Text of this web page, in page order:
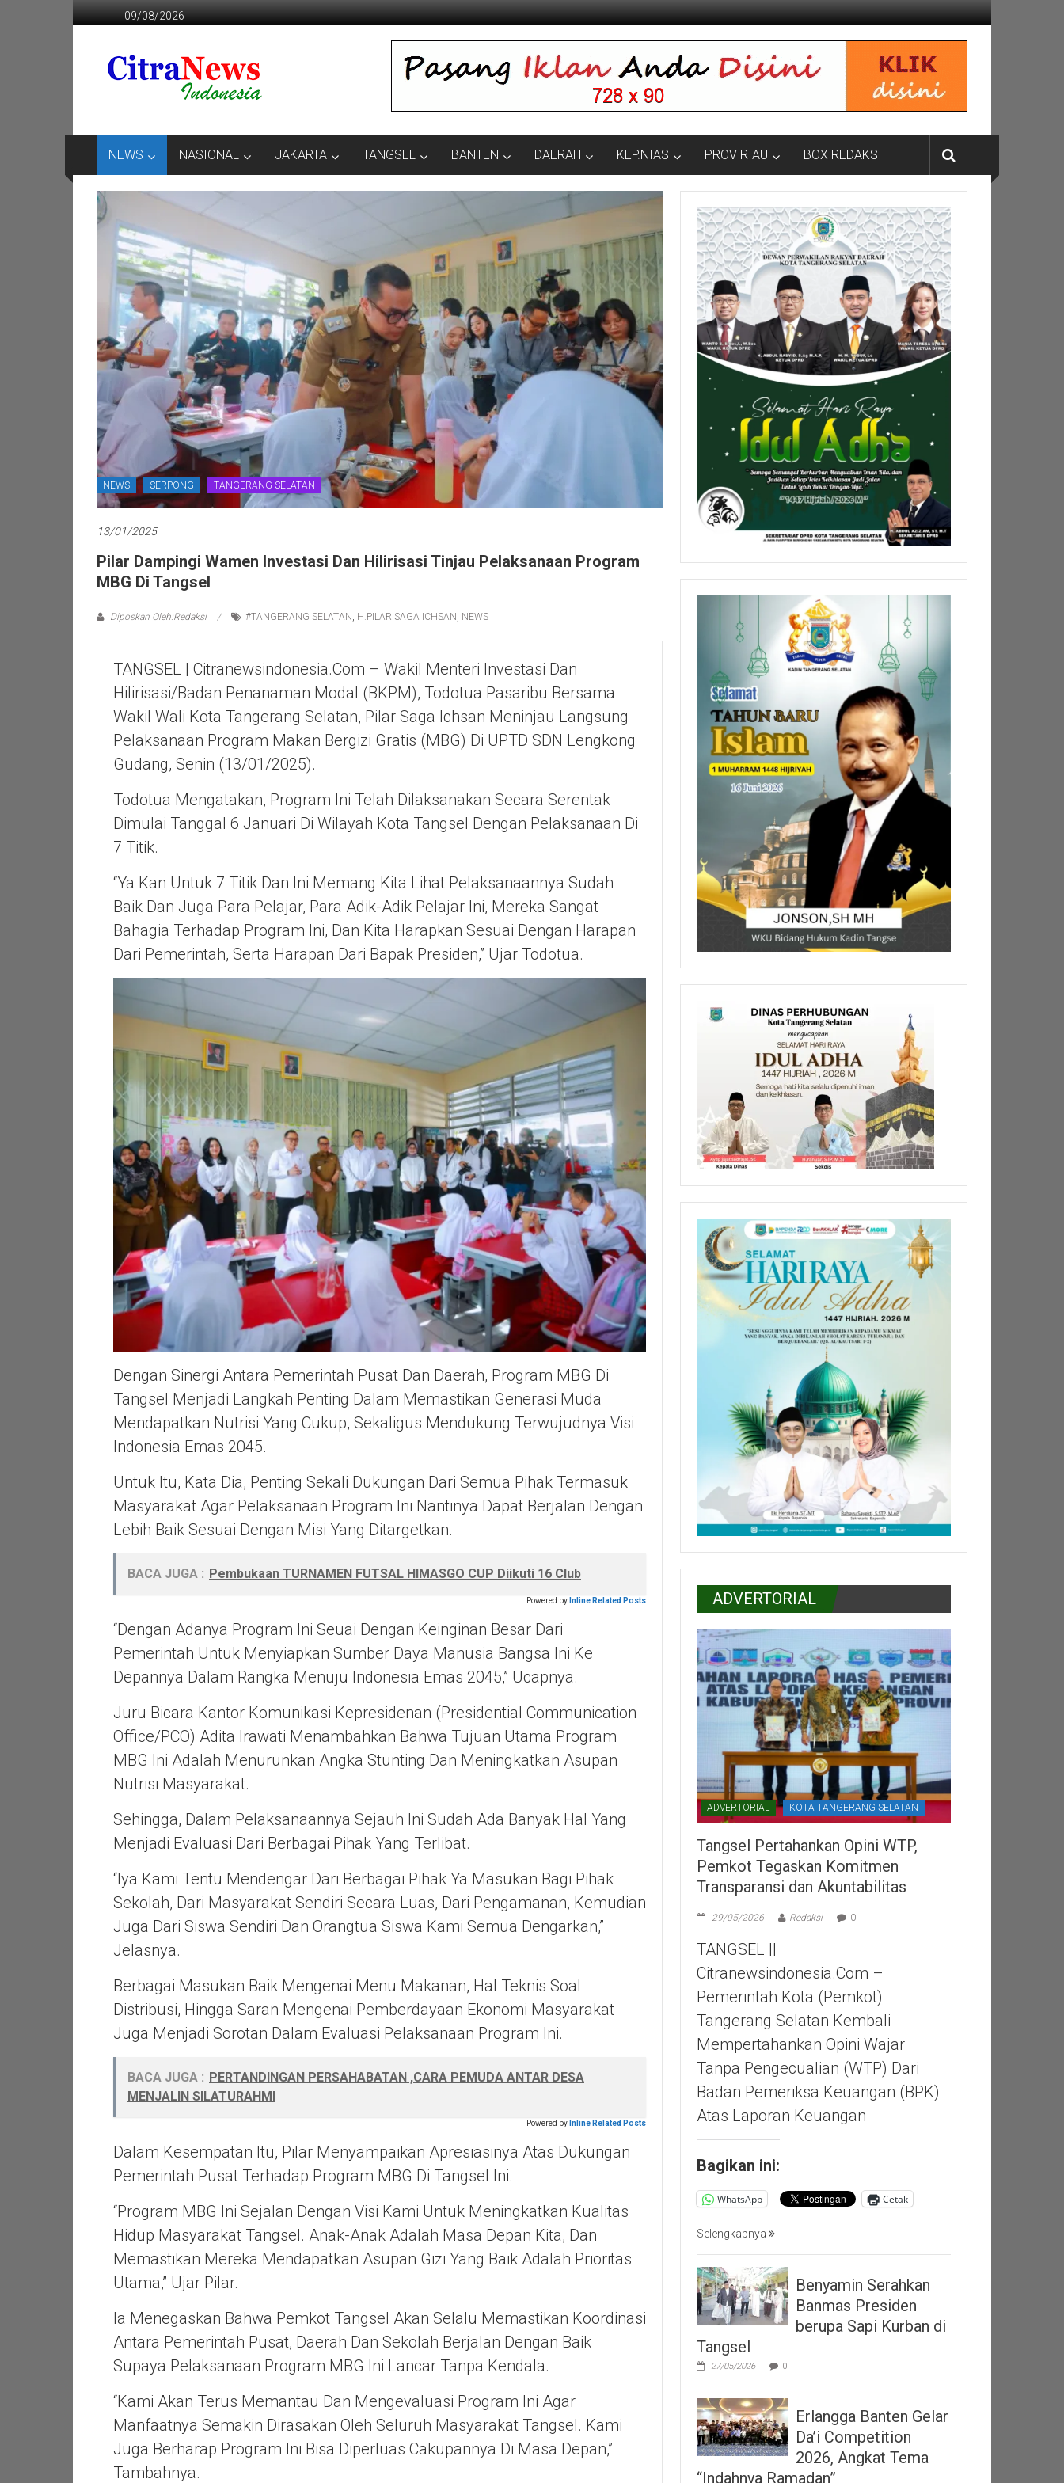
ke
09/08/2026
CITRANEWS
INDONESIA
NEWS NASIONAL JAKARTA TANGSEL BANTEN DAERAH KEP.NIAS PROV RIAU BOX REDAKSI
NEWS SERPONG TANGERANG SELATAN
13/01/2025
Pilar Dampingi Wamen Investasi Dan Hilirisasi Tinjau Pelaksanaan Program
MBG Di Tangsel
Diposkan Oleh:Redaksi #TANGERANG SELATAN , H.PILAR SAGA ICHSAN , NEWS
TANGSEL | Citranewsindonesia.com – Wakil Menteri Investasi Dan
Hilirisasi/Badan Penanaman Modal (BKPM), Todotua Pasaribu Bersama
Wakil Wali Kota Tangerang Selatan, Pilar Saga Ichsan Meninjau Langsung
Pelaksanaan Program Makan Bergizi Gratis (MBG) Di UPTD SDN Lengkong
Gudang, Senin (13/01/2025).
Todotua Mengatakan, Program Ini Telah Dilaksanakan Secara Serentak
Dimulai Tanggal 6 Januari Di Wilayah Kota Tangsel Dengan Pelaksanaan Di
7 Titik.
“Ya Kan Untuk 7 Titik Dan Ini Memang Kita Lihat Pelaksanaannya Sudah
Baik Dan Juga Para Pelajar, Para Adik-Adik Pelajar Ini, Mereka Sangat
Bahagia Terhadap Program Ini, Dan Kita Harapkan Sesuai Dengan Harapan
Dari Pemerintah, Serta Harapan Dari Bapak Presiden,” Ujar Todotua.
Dengan Sinergi Antara Pemerintah Pusat Dan Daerah, Program MBG Di
Tangsel Menjadi Langkah Penting Dalam Memastikan Generasi Muda
Mendapatkan Nutrisi Yang Cukup, Sekaligus Mendukung Terwujudnya Visi
Indonesia Emas 2045.
Untuk Itu, Kata Dia, Penting Sekali Dukungan Dari Semua Pihak Termasuk
Masyarakat Agar Pelaksanaan Program Ini Nantinya Dapat Berjalan Dengan
Lebih Baik Sesuai Dengan Misi Yang Ditargetkan.
BACA JUGA : Pembukaan TURNAMEN FUTSAL HIMASGO CUP Diikuti 16 Club
Powered by Inline Related Posts
“Dengan Adanya Program Ini Seuai Dengan Keinginan Besar Dari
Pemerintah Untuk Menyiapkan Sumber Daya Manusia Bangsa Ini Ke
Depannya Dalam Rangka Menuju Indonesia Emas 2045,” Ucapnya.
Juru Bicara Kantor Komunikasi Kepresidenan (Presidential Communication
Office/PCO) Adita Irawati Menambahkan Bahwa Tujuan Utama Program
MBG Ini Adalah Menurunkan Angka Stunting Dan Meningkatkan Asupan
Nutrisi Masyarakat.
Sehingga, Dalam Pelaksanaannya Sejauh Ini Sudah Ada Banyak Hal Yang
Menjadi Evaluasi Dari Berbagai Pihak Yang Terlibat.
“Iya Kami Tentu Mendengar Dari Berbagai Pihak Ya Masukan Bagi Pihak
Sekolah, Dari Masyarakat Sendiri Secara Luas, Dari Pengamanan, Kemudian
Juga Dari Siswa Sendiri Dan Orangtua Siswa Kami Semua Dengarkan,”
Jelasnya.
Berbagai Masukan Baik Mengenai Menu Makanan, Hal Teknis Soal
Distribusi, Hingga Saran Mengenai Pemberdayaan Ekonomi Masyarakat
Juga Menjadi Sorotan Dalam Evaluasi Pelaksanaan Program Ini.
BACA JUGA : PERTANDINGAN PERSAHABATAN ,CARA PEMUDA ANTAR DESA
MENJALIN SILATURAHMI
Powered by Inline Related Posts
Dalam Kesempatan Itu, Pilar Menyampaikan Apresiasinya Atas Dukungan
Pemerintah Pusat Terhadap Program MBG Di Tangsel Ini.
“Program MBG Ini Sejalan Dengan Visi Kami Untuk Meningkatkan Kualitas
Hidup Masyarakat Tangsel. Anak-Anak Adalah Masa Depan Kita, Dan
Memastikan Mereka Mendapatkan Asupan Gizi Yang Baik Adalah Prioritas
Utama,” Ujar Pilar.
Ia Menegaskan Bahwa Pemkot Tangsel Akan Selalu Memastikan Koordinasi
Antara Pemerintah Pusat, Daerah Dan Sekolah Berjalan Dengan Baik
Supaya Pelaksanaan Program MBG Ini Lancar Tanpa Kendala.
“Kami Akan Terus Memantau Dan Mengevaluasi Program Ini Agar
Manfaatnya Semakin Dirasakan Oleh Seluruh Masyarakat Tangsel. Kami
Juga Berharap Program Ini Bisa Diperluas Cakupannya Di Masa Depan,”
Tambahnya.
ADVERTORIAL
ADVERTORIAL KOTA TANGERANG SELATAN
Tangsel Pertahankan Opini WTP,
Pemkot Tegaskan Komitmen
Transparansi dan Akuntabilitas
29/05/2026 Redaksi 0
TANGSEL ||
Citranewsindonesia.com –
Pemerintah Kota (Pemkot)
Tangerang Selatan Kembali
Mempertahankan Opini Wajar
Tanpa Pengecualian (WTP) Dari
Badan Pemeriksa Keuangan (BPK)
Atas Laporan Keuangan
Bagikan ini:
WhatsApp Cetak
Selengkapnya
Benyamin Serahkan
Banmas Presiden
berupa Sapi Kurban di
Tangsel
27/05/2026 0
Erlangga Banten Gelar
Da’i Competition
2026, Angkat Tema
“Indahnya Ramadan”